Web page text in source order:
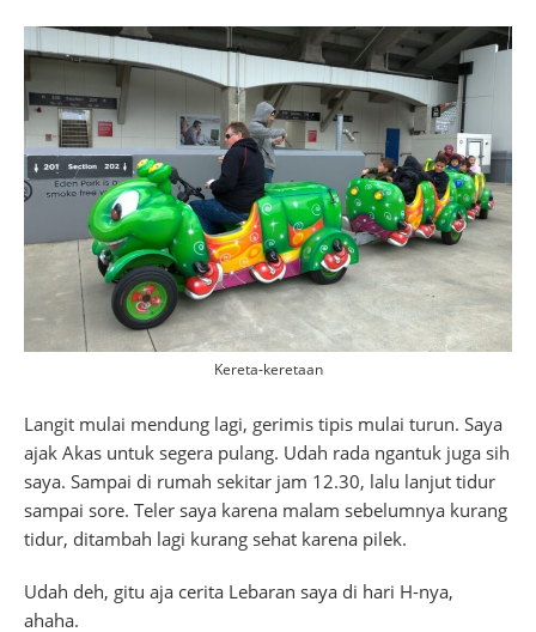
Kereta-keretaan
Langit mulai mendung lagi, gerimis tipis mulai turun. Saya
ajak Akas untuk segera pulang. Udah rada ngantuk juga sih
saya. Sampai di rumah sekitar jam 12.30, lalu lanjut tidur
sampai sore. Teler saya karena malam sebelumnya kurang
tidur, ditambah lagi kurang sehat karena pilek.
Udah deh, gitu aja cerita Lebaran saya di hari H-nya,
ahaha.